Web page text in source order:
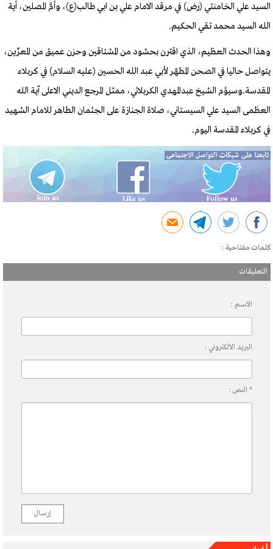
السيد علي الخامنئي (رض) في مرقد الامام علي بن ابي طالب(ع)، وأمَّ المصلين، أية
الله السيد محمد تقي الحكيم.
وهذا الحدث العظيم، الذي اقترن بحشود من المشتاقين وحزن عميق من المعزّين،
يتواصل حاليا في الصحن المطهّر لأبي عبد الله الحسين (عليه السلام) في كربلاء
المقدسة.وسيؤم الشيخ عبدالمهدي الكربلائي، ممثل المرجع الديني الاعلى آية الله
العظمى السيد علي السيستاني، صلاة الجنازة على الجثمان الطاهر للامام الشهيد
في كربلاء المقدسة اليوم.
كلمات مفتاحية :
التعليقات
الاسم :
البريد الالكتروني :
* النص :
إرسال